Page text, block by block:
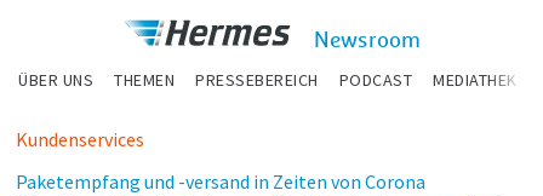
Newsroom
ÜBER UNS THEMEN PRESSEBEREICH PODCAST MEDIATHEK
Kundenservices
Paketempfang und -versand in Zeiten von Corona